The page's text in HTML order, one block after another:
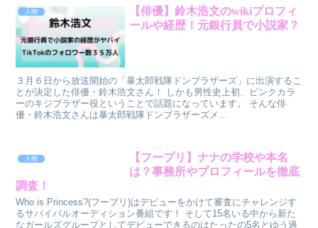
人物
【俳優】鈴木浩文のwikiプロフィ
ールや経歴！元銀行員で小説家？
３月６日から放送開始の「暴太郎戦隊ドンブラザーズ」に出演するこ
とが決定した俳優・鈴木浩文さん！ しかも男性史上初、ピンクカラ
ーのキジブラザー役ということで話題になっています。 そんな俳
優・鈴木浩文さんは暴太郎戦隊ドンブラザーズメ...
人物
【フープリ】ナナの学校や本名
は？事務所やプロフィールを徹底
調査！
Who is Princess?(フープリ)はデビューをかけて審査にチャレンジす
るサバイバルオーディション番組です！ そして15名いる中から新た
なガールズグループとしてデビューできるのはたったの5名とゆう過